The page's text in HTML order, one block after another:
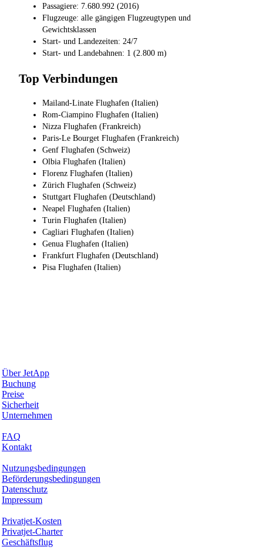
Passagiere: 7.680.992 (2016)
Flugzeuge: alle gängigen Flugzeugtypen und
Gewichtsklassen
Start- und Landezeiten: 24/7
Start- und Landebahnen: 1 (2.800 m)
Top Verbindungen
Mailand-Linate Flughafen (Italien)
Rom-Ciampino Flughafen (Italien)
Nizza Flughafen (Frankreich)
Paris-Le Bourget Flughafen (Frankreich)
Genf Flughafen (Schweiz)
Olbia Flughafen (Italien)
Florenz Flughafen (Italien)
Zürich Flughafen (Schweiz)
Stuttgart Flughafen (Deutschland)
Neapel Flughafen (Italien)
Turin Flughafen (Italien)
Cagliari Flughafen (Italien)
Genua Flughafen (Italien)
Frankfurt Flughafen (Deutschland)
Pisa Flughafen (Italien)
Über JetApp
Buchung
Preise
Sicherheit
Unternehmen
FAQ
Kontakt
Nutzungsbedingungen
Beförderungsbedingungen
Datenschutz
Impressum
Privatjet-Kosten
Privatjet-Charter
Geschäftsflug